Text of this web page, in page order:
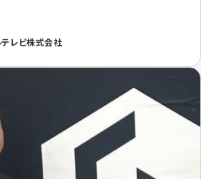
レビ株式会社